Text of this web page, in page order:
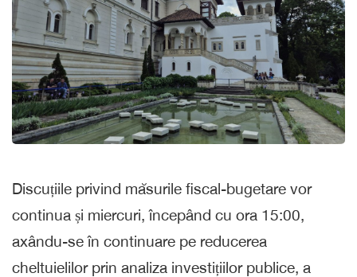
Discuțiile privind măsurile fiscal-bugetare vor
continua și miercuri, începând cu ora 15:00,
axându-se în continuare pe reducerea
cheltuielilor prin analiza investițiilor publice, a